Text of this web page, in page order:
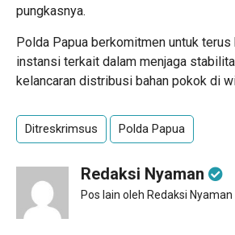
pungkasnya.
Polda Papua berkomitmen untuk
instansi terkait dalam menjaga
kelancaran distribusi bahan pokok di
Ditreskrimsus Polda Papua
Redaksi Nyaman
Pos lain oleh Redaksi Nyaman